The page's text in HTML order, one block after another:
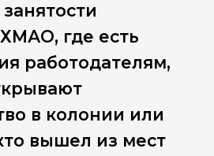
где есть
работодателям,
в колонии или
вышел из мест